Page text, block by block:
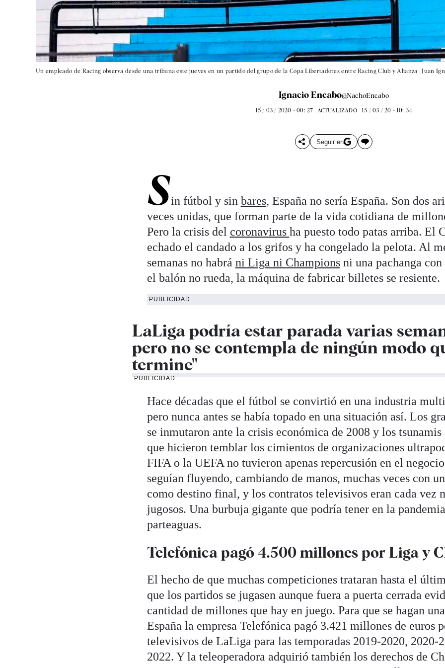
Un empleado de Racing observa desde una tribuna este jueves en un partido del grupo de la Copa Libertadores entre Racing Club y Alianza |Juan
Ignacio Encabo@NachoEncabo
15 / 03 / 2020 - 00: 27 ACTUALIZADO 15 / 03 / 20 - 10: 34
Seguir en
Sin fútbol y sin bares, España no sería España. Son dos
veces unidas, que forman parte de la vida cotidiana de
Pero la crisis del coronavirus ha puesto todo patas arriba. El
echado el candado a los grifos y ha congelado la pelota. Al
semanas no habrá ni Liga ni Championsni una pachanga
el balón no rueda, la máquina de fabricar billetes se resiente.
PUBLICIDAD
LaLiga podría estar parada varias
pero no se contempla de ningún modo
termine"
PUBLICIDAD
Hace décadas que el fútbol se convirtió en una industria
pero nunca antes se había topado en una situación así. Los
se inmutaron ante la crisis económica de 2008 y los
que hicieron temblar los cimientos de organizaciones
FIFA o la UEFA no tuvieron apenas repercusión en el
seguían fluyendo, cambiando de manos, muchas veces con
como destino final, y los contratos televisivos eran cada vez
jugosos. Una burbuja gigante que podría tener en la
parteaguas.
Telefónica pagó 4.500 millones por Liga y
El hecho de que muchas competiciones trataran hasta el
que los partidos se jugasen aunque fuera a puerta cerrada
cantidad de millones que hay en juego. Para que se hagan
España la empresa Telefónica pagó 3.421 millones de euros
televisivos de LaLiga para las temporadas 2019-2020, 2020-
2022. Y la teleoperadora adquirió también los derechos de